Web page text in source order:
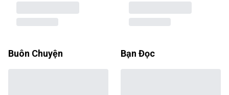
Buôn Chuyện Bạn Đọc